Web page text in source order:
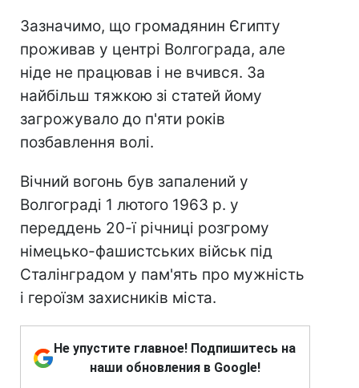
Зазначимо, що громадянин Єгипту
проживав у центрі Волгограда, але
ніде не працював і не вчився. За
найбільш тяжкою зі статей йому
загрожувало до п'яти років
позбавлення волі.
Вічний вогонь був запалений у
Волгограді 1 лютого 1963 р. у
переддень 20-ї річниці розгрому
німецько-фашистських військ під
Сталінградом у пам'ять про мужність
і героїзм захисників міста.
Не упустите главное! Подпишитесь на
наши обновления в Google!